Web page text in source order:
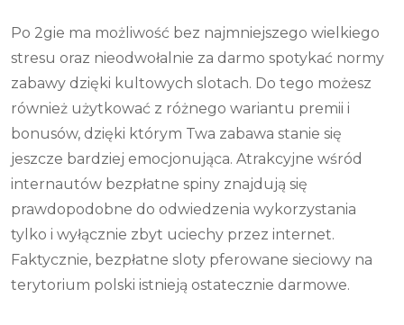
Po 2gie ma możliwość bez najmniejszego wielkiego
stresu oraz nieodwołalnie za darmo spotykać normy
zabawy dzięki kultowych slotach. Do tego możesz
również użytkować z różnego wariantu premii i
bonusów, dzięki którym Twa zabawa stanie się
jeszcze bardziej emocjonująca. Atrakcyjne wśród
internautów bezpłatne spiny znajdują się
prawdopodobne do odwiedzenia wykorzystania
tylko i wyłącznie zbyt uciechy przez internet.
Faktycznie, bezpłatne sloty pferowane sieciowy na
terytorium polski istnieją ostatecznie darmowe.